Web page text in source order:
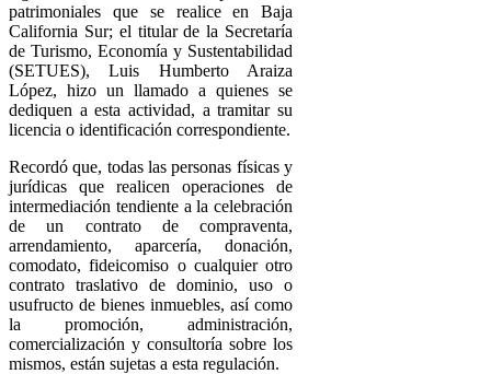
patrimoniales que se realice en Baja
California Sur; el titular de la Secretaría
de Turismo, Economía y Sustentabilidad
(SETUES), Luis Humberto Araiza
López, hizo un llamado a quienes se
dediquen a esta actividad, a tramitar su
licencia o identificación correspondiente.
Recordó que, todas las personas físicas y
jurídicas que realicen operaciones de
intermediación tendiente a la celebración
de un contrato de compraventa,
arrendamiento, aparcería, donación,
comodato, fideicomiso o cualquier otro
contrato traslativo de dominio, uso o
usufructo de bienes inmuebles, así como
la promoción, administración,
comercialización y consultoría sobre los
mismos, están sujetas a esta regulación.